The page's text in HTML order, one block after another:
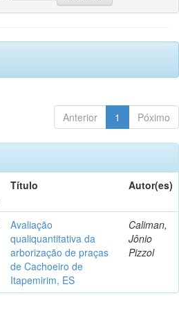
Anterior 1 Póximo
Título Autor(es)
Avaliação
qualiquantitativa da
arborização de praças
de Cachoeiro de
Itapemirim, ES
Caliman,
Jônio
Pizzol